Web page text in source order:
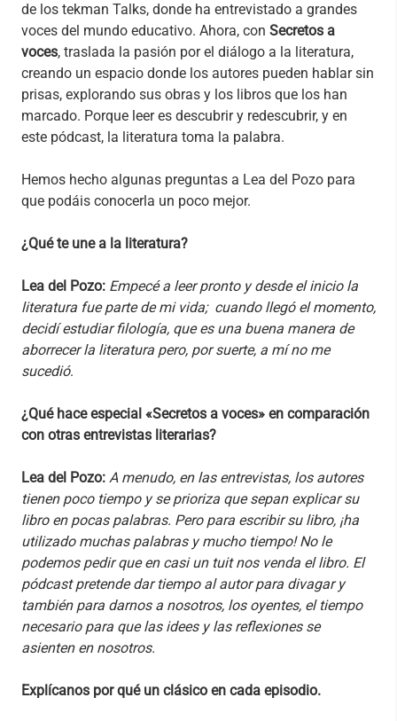
de los tekman Talks, donde ha entrevistado a grandes
voces del mundo educativo. Ahora, con Secretos a
voces, traslada la pasión por el diálogo a la literatura,
creando un espacio donde los autores pueden hablar sin
prisas, explorando sus obras y los libros que los han
marcado. Porque leer es descubrir y redescubrir, y en
este pódcast, la literatura toma la palabra.
Hemos hecho algunas preguntas a Lea del Pozo para
que podáis conocerla un poco mejor.
¿Qué te une a la literatura?
Lea del Pozo: Empecé a leer pronto y desde el inicio la
literatura fue parte de mi vida; cuando llegó el momento,
decidí estudiar filología, que es una buena manera de
aborrecer la literatura pero, por suerte, a mí no me
sucedió.
¿Qué hace especial «Secretos a voces» en comparación
con otras entrevistas literarias?
Lea del Pozo: A menudo, en las entrevistas, los autores
tienen poco tiempo y se prioriza que sepan explicar su
libro en pocas palabras. Pero para escribir su libro, ¡ha
utilizado muchas palabras y mucho tiempo! No le
podemos pedir que en casi un tuit nos venda el libro. El
pódcast pretende dar tiempo al autor para divagar y
también para darnos a nosotros, los oyentes, el tiempo
necesario para que las idees y las reflexiones se
asienten en nosotros.
Explícanos por qué un clásico en cada episodio.